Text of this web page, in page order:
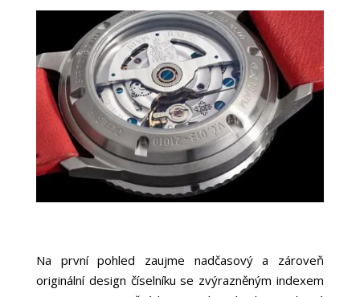
Na první pohled zaujme nadčasový a zároveň
originální design číselníku se zvýrazněným indexem